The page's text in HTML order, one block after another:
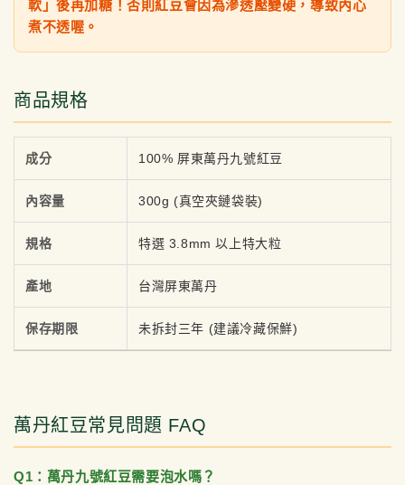
軟」後再加糖！否則紅豆會因為滲透壓變硬，導致內心
煮不透喔。
商品規格
成分 100% 屏東萬丹九號紅豆
內容量 300g (真空夾鏈袋裝)
規格 特選 3.8mm 以上特大粒
產地 台灣屏東萬丹
保存期限 未拆封三年 (建議冷藏保鮮)
萬丹紅豆常見問題 FAQ
Q1：萬丹九號紅豆需要泡水嗎？